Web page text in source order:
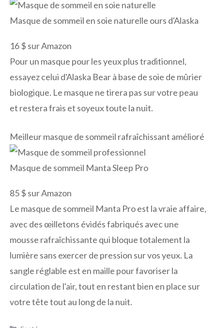
Masque de sommeil en soie naturelle ours d'Alaska
16 $ sur Amazon
Pour un masque pour les yeux plus traditionnel,
essayez celui d'Alaska Bear à base de soie de mûrier
biologique. Le masque ne tirera pas sur votre peau
et restera frais et soyeux toute la nuit.
Meilleur masque de sommeil rafraîchissant amélioré
Masque de sommeil Manta Sleep Pro
85 $ sur Amazon
Le masque de sommeil Manta Pro est la vraie affaire,
avec des œilletons évidés fabriqués avec une
mousse rafraîchissante qui bloque totalement la
lumière sans exercer de pression sur vos yeux. La
sangle réglable est en maille pour favoriser la
circulation de l'air, tout en restant bien en place sur
votre tête tout au long de la nuit.